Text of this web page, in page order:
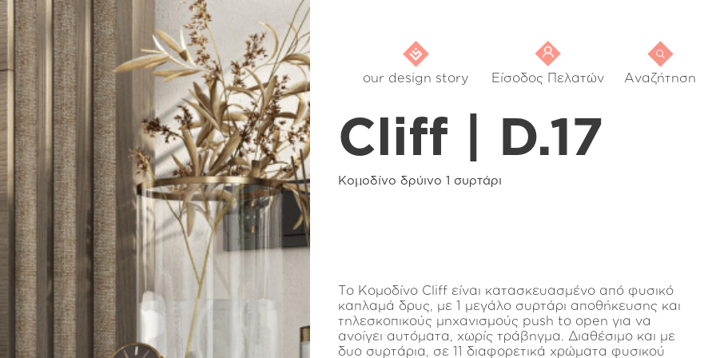
our design story Είσοδος Πελατών Αναζήτηση
Cliff | D.17
Κομοδίνο δρύινο 1 συρτάρι
Το Κομοδίνο Cliff είναι κατασκευασμένο από φυσικό
καπλαμά δρυς, με 1 μεγάλο συρτάρι αποθήκευσης και
τηλεσκοπικούς μηχανισμούς push to open για να
ανοίγει αυτόματα, χωρίς τράβηγμα. Διαθέσιμο και με
δυο συρτάρια, σε 11 διαφορετικά χρώματα φυσικού